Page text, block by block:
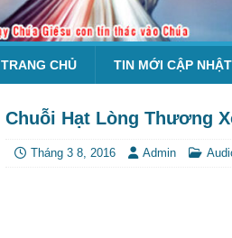
TRANG CHỦ TIN MỚI CẬP
Chuỗi Hạt Lòng Thương
Tháng 3 8, 2016 Admin